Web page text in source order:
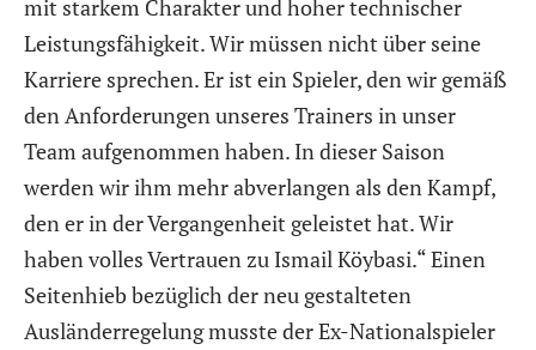
mit starkem Charakter und hoher technischer
Leistungsfähigkeit. Wir müssen nicht über seine
Karriere sprechen. Er ist ein Spieler, den wir gemäß
den Anforderungen unseres Trainers in unser
Team aufgenommen haben. In dieser Saison
werden wir ihm mehr abverlangen als den Kampf,
den er in der Vergangenheit geleistet hat. Wir
haben volles Vertrauen zu Ismail Köybasi.“ Einen
Seitenhieb bezüglich der neu gestalteten
Ausländerregelung musste der Ex-Nationalspieler